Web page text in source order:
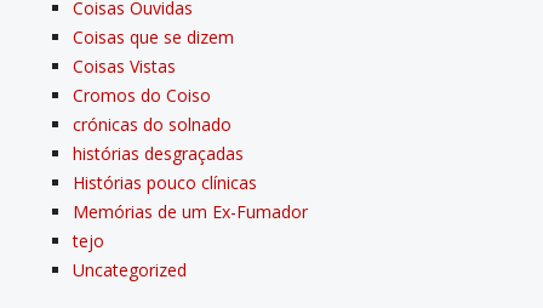
Coisas Ouvidas
Coisas que se dizem
Coisas Vistas
Cromos do Coiso
crónicas do solnado
histórias desgraçadas
Histórias pouco clí­nicas
Memórias de um Ex-Fumador
tejo
Uncategorized